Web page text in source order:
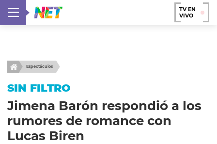
TV EN
VIVO
Espectáculos
SIN FILTRO
Jimena Barón respondió a los
rumores de romance con
Lucas Biren